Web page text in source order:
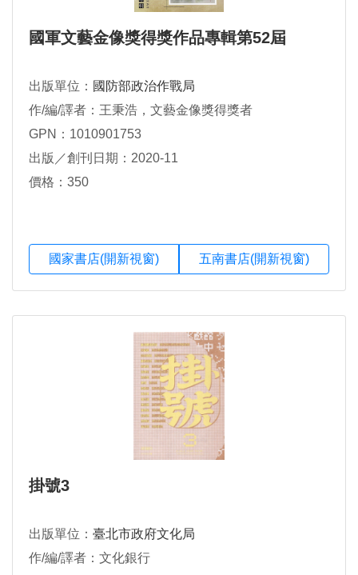
國軍文藝金像獎得獎作品專輯第52屆
出版單位： 國防部政治作戰局
作/編/譯者：王秉浩，文藝金像獎得獎者
GPN：1010901753
出版／創刊日期：2020-11
價格：350
國家書店(開新視窗) 五南書店(開新視窗)
掛號3
出版單位： 臺北市政府文化局
作/編/譯者：文化銀行